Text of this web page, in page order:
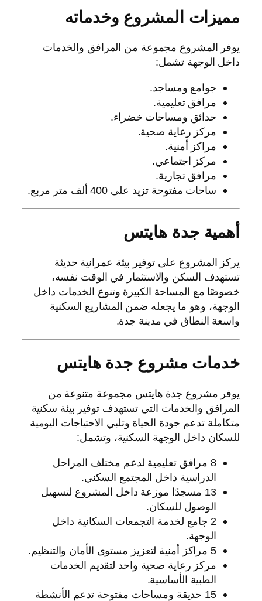
مميزات المشروع وخدماته
يوفر المشروع مجموعة من المرافق والخدمات
داخل الوجهة تشمل:
جوامع ومساجد.
مرافق تعليمية.
حدائق ومساحات خضراء.
مركز رعاية صحية.
مراكز أمنية.
مركز اجتماعي.
مرافق تجارية.
ساحات مفتوحة تزيد على 400 ألف متر مربع.
أهمية جدة هايتس
يركز المشروع على توفير بيئة عمرانية حديثة
تستهدف السكن والاستثمار في الوقت نفسه،
خصوصًا مع المساحة الكبيرة وتنوع الخدمات داخل
الوجهة، وهو ما يجعله ضمن المشاريع السكنية
واسعة النطاق في مدينة جدة.
خدمات مشروع جدة هايتس
يوفر مشروع جدة هايتس مجموعة متنوعة من
المرافق والخدمات التي تستهدف توفير بيئة سكنية
متكاملة تدعم جودة الحياة وتلبي الاحتياجات اليومية
للسكان داخل الوجهة السكنية، وتشمل:
8 مرافق تعليمية لدعم مختلف المراحل
الدراسية داخل المجتمع السكني.
13 مسجدًا موزعة داخل المشروع لتسهيل
الوصول للسكان.
2 جامع لخدمة التجمعات السكانية داخل
الوجهة.
5 مراكز أمنية لتعزيز مستوى الأمان والتنظيم.
مركز رعاية صحية واحد لتقديم الخدمات
الطبية الأساسية.
15 حديقة ومساحات مفتوحة تدعم الأنشطة